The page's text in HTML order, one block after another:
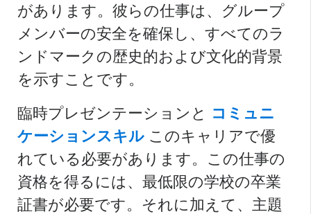
があります。彼らの仕事は、グループ
メンバーの安全を確保し、すべてのラ
ンドマークの歴史的および文化的背景
を示すことです。
臨時プレゼンテーションと コミュニ
ケーションスキル このキャリアで優
れている必要があります。この仕事の
資格を得るには、最低限の学校の卒業
証書が必要です。それに加えて、主題